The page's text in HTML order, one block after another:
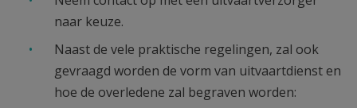
naar keuze.
Naast de vele praktische regelingen, zal ook
gevraagd worden de vorm van uitvaartdienst en
hoe de overledene zal begraven worden: